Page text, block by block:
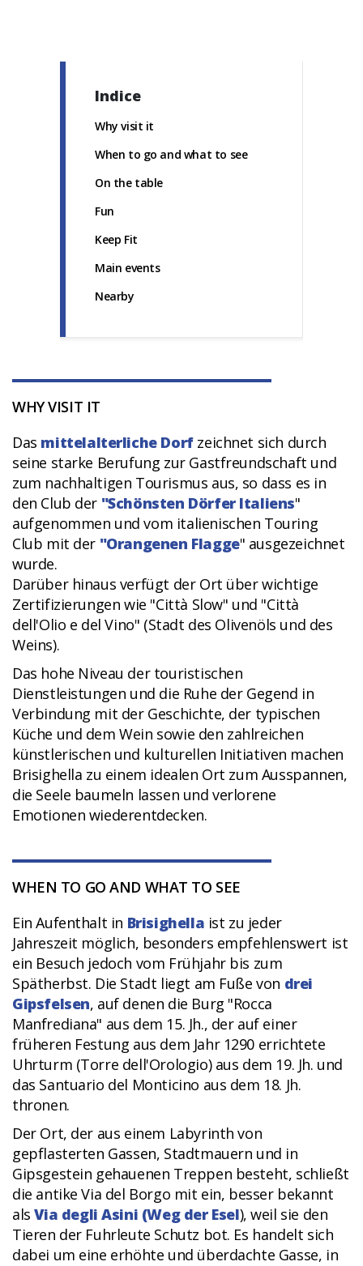
Indice
Why visit it
When to go and what to see
On the table
Fun
Keep Fit
Main events
Nearby
WHY VISIT IT
Das mittelalterliche Dorfzeichnet sich durch
seine starke Berufung zur Gastfreundschaft und
zum nachhaltigen Tourismus aus, so dass es in
den Club der "Schönsten Dörfer Italiens"
aufgenommen und vom italienischen Touring
Club mit der "Orangenen Flagge" ausgezeichnet
wurde.
Darüber hinaus verfügt der Ort über wichtige
Zertifizierungen wie "Città Slow" und "Città
dell'Olio e del Vino" (Stadt des Olivenöls und des
Weins).
Das hohe Niveau der touristischen
Dienstleistungen und die Ruhe der Gegend in
Verbindung mit der Geschichte, der typischen
Küche und dem Wein sowie den zahlreichen
künstlerischen und kulturellen Initiativen machen
Brisighella zu einem idealen Ort zum Ausspannen,
die Seele baumeln lassen und verlorene
Emotionen wiederentdecken.
WHEN TO GO AND WHAT TO SEE
Ein Aufenthalt in Brisighella ist zu jeder
Jahreszeit möglich, besonders empfehlenswert ist
ein Besuch jedoch vom Frühjahr bis zum
Spätherbst. Die Stadt liegt am Fuße von drei
Gipsfelsen, auf denen die Burg "Rocca
Manfrediana" aus dem 15. Jh., der auf einer
früheren Festung aus dem Jahr 1290 errichtete
Uhrturm (Torre dell'Orologio) aus dem 19. Jh. und
das Santuario del Monticino aus dem 18. Jh.
thronen.
Der Ort, der aus einem Labyrinth von
gepflasterten Gassen, Stadtmauern und in
Gipsgestein gehauenen Treppen besteht, schließt
die antike Via del Borgo mit ein, besser bekannt
alsVia degli Asini (Weg der Esel), weil sie den
Tieren der Fuhrleute Schutz bot. Es handelt sich
dabei um eine erhöhte und überdachte Gasse, in